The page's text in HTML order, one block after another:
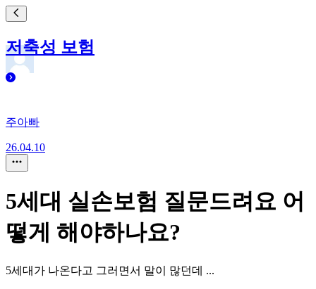
저축성 보험
주아빠
26.04.10
5세대 실손보험 질문드려요 어
떻게 해야하나요?
5세대가 나온다고 그러면서 말이 많던데 ...